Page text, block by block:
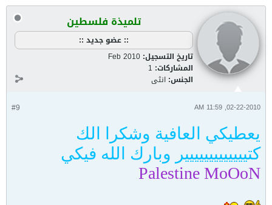
تلميذة فلسطين
:: عضو جديد ::
تاريخ التسجيل: Feb 2010
المشاركات: 1
الجنس: انثى
#9 02-22-2010, 11:59 AM
يعطيكي العافية وشكرا الك
كتييييييييييييير وبارك الله فيكي
Palestine MoOoN